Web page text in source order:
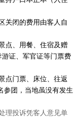
关闭的费用由客人自
点、用餐、住宿及赠
证、军官证等门票费
点门票、床位、往返
参团，当地虽没有发生
理投诉凭客人意见单